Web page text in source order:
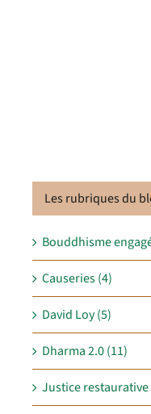
Les rubriques du
Bouddhisme
Causeries (4)
David Loy (5)
Dharma 2.0 (11)
Justice restaurative